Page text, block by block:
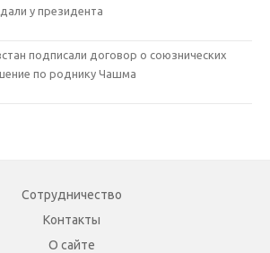
у президента
подписали договор о союзнических
по роднику Чашма
Сотрудничество
Контакты
О сайте